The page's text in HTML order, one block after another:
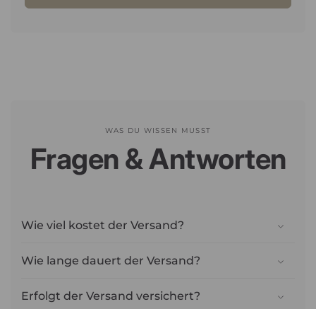
WAS DU WISSEN MUSST
Fragen & Antworten
Wie viel kostet der Versand?
Wie lange dauert der Versand?
Erfolgt der Versand versichert?